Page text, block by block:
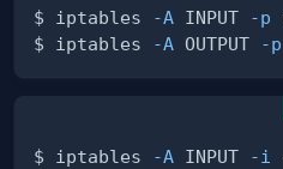
$ iptables -A INPUT -p
$ iptables
-A OUTPUT -p
$ iptables -A INPUT -i